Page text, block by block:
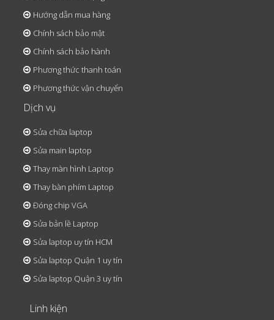
Hướng dẫn mua hàng
Chính sách bảo mật
Chính sách bảo hành
Phương thức thanh toán
Phương thức vận chuyển
Dịch vụ
Sửa chữa laptop
Sửa main laptop
Thay màn hình Laptop
Thay bàn phím Laptop
Đóng chip VGA
Sửa bản lề Laptop
Sửa laptop uy tín HCM
Sửa laptop Quận 1 uy tín
Sửa laptop Quận 3 uy tín
Linh kiện